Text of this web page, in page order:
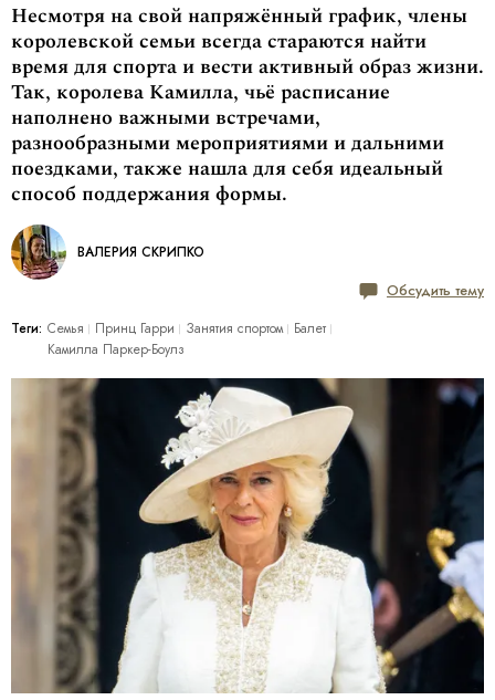
Несмотря на свой напряжённый график, члены
королевской семьи всегда стараются найти
время для спорта и вести активный образ жизни.
Так, королева Камилла, чьё расписание
наполнено важными встречами,
разнообразными мероприятиями и дальними
поездками, также нашла для себя идеальный
способ поддержания формы.
ВАЛЕРИЯ СКРИПКО
Обсудить тему
Теги: Семья Принц Гарри Занятия спортом
Балет
Камилла Паркер-Боулз